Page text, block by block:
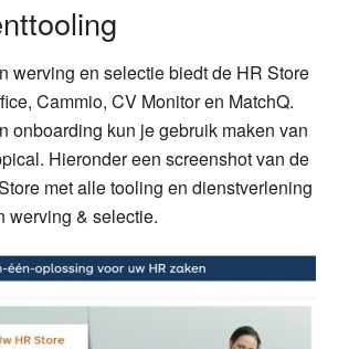
werving en selectie biedt de HR Store
Cammio, CV Monitor en MatchQ.
onboarding kun je gebruik maken van
Hieronder een screenshot van de
met alle tooling en dienstverlening
werving & selectie.